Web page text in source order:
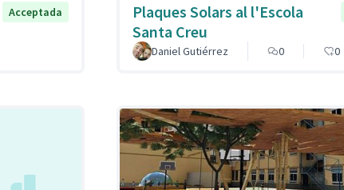
Acceptada
Plaques Solars al l'Escola
Santa Creu
Daniel Gutiérrez 0 0